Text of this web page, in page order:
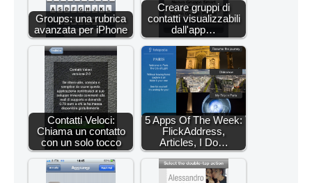
Groups: una rubrica
avanzata per iPhone
Creare gruppi di
contatti visualizzabili
dall'app…
Contatti Veloci:
Chiama un contatto
con un solo tocco
5 Apps Of The Week:
FlickAddress,
Articles, I Do…